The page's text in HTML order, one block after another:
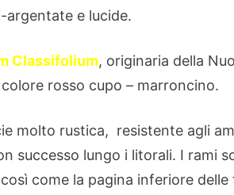
argentate e lucide.
Classifolium, originaria della
rosso cupo – marroncino.
molto rustica, resistente agli
successo lungo i litorali. I rami
come la pagina inferiore